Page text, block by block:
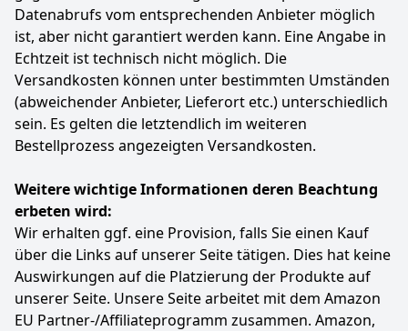
Gesamtleistung zu gewährleisten, für absolute
Sicherheit und Zuverlässigkeit.
Farbe Hersteller
Original TOSHIBA 500 g
42860 €
Datenabrufs vom entsprechenden Anbieter möglich
ist, aber nicht garantiert werden kann. Eine Angabe in
Echtzeit ist technisch nicht möglich. Die
Versandkosten können unter bestimmten Umständen
(abweichender Anbieter, Lieferort etc.) unterschiedlich
sein. Es gelten die letztendlich im weiteren
Bestellprozess angezeigten Versandkosten.
Weitere wichtige Informationen deren Beachtung
erbeten wird:
Wir erhalten ggf. eine Provision, falls Sie einen Kauf
über die Links auf unserer Seite tätigen. Dies hat keine
Auswirkungen auf die Platzierung der Produkte auf
unserer Seite. Unsere Seite arbeitet mit dem Amazon
EU Partner-/Affiliateprogramm zusammen. Amazon,